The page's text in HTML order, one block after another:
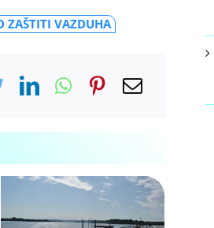
ZAŠTITI VAZDUHA